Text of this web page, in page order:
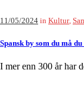
11/05/2024 in Kultur,
Spansk by som du må
I mer enn 300 år har